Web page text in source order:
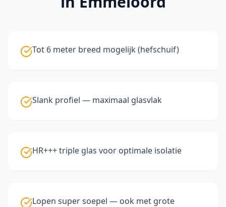
Tot 6 meter breed mogelijk (hefschuif)
Slank profiel — maximaal glasvlak
HR+++ triple glas voor optimale isolatie
Lopen super soepel — ook met grote